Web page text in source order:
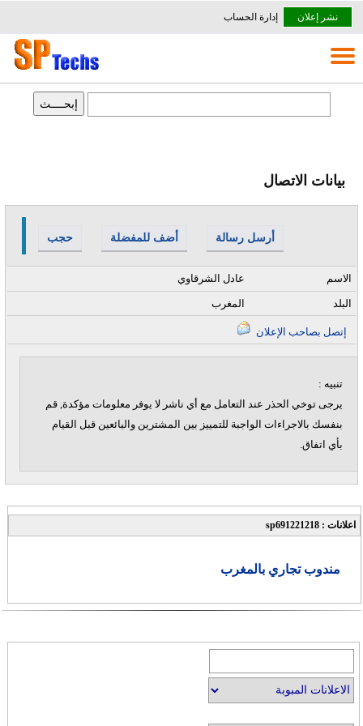
نشر إعلان إدارة الحساب
بيانات الاتصال
حجب أضف للمفضلة أرسل رسالة
عادل الشرقاوي الاسم
المغرب البلد
تنبيه :
يرجى توخي الحذر عند التعامل مع أي ناشر لا يوفر معلومات مؤكدة, قم
بنفسك بالاجراءات الواجبة للتمييز بين المشترين والبائعين قبل القيام
بأي اتفاق.
اعلانات : sp691221218
مندوب تجاري بالمغرب